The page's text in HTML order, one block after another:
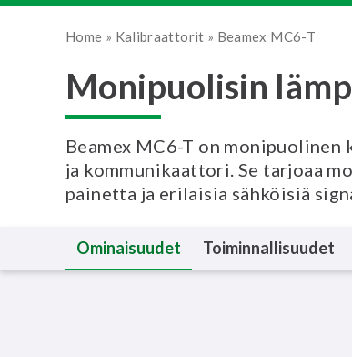
Home » Kalibraattorit » Beamex MC6-T
Monipuolisin
Beamex MC6-T on
ja kommunikaattori. Se tarjoaa
painetta ja erilaisia sähköisiä
Ominaisuudet Toiminnallisuudet